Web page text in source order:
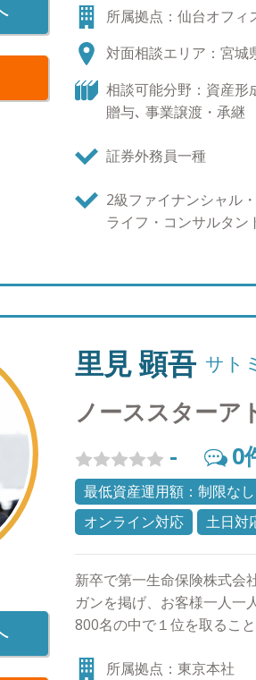
からの人生がより豊かなも
一緒に考えサポートしてい
であり続けたい』 質の高
自分や家族の夢をかなえ「
には「お金」は切っても切
え続けながら解決し、皆様
と、組織として長期的なプ
安心して長期的なお付き
所属拠点：仙台オフィ
対面相談エリア：宮城
相談可能分野：資産形
贈与､ 事業譲渡・承継
証券外務員一種
2級ファイナンシャル
ライフ・コンサルタン
里見 顕吾 サト
ノーススターア
- 0
最低資産運用額：制限なし
オンライン対応
土日対
新卒で第一生命保険株式会
ガンを掲げ、お客様一人一
800名の中で１位を取るこ
して幅広いお客様の経済的
所属拠点：東京本社